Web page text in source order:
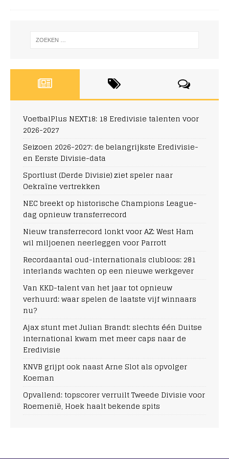
VoetbalPlus NEXT18: 18 Eredivisie talenten voor
2026-2027
Seizoen 2026-2027: de belangrijkste Eredivisie-
en Eerste Divisie-data
Sportlust (Derde Divisie) ziet speler naar
Oekraïne vertrekken
NEC breekt op historische Champions League-
dag opnieuw transferrecord
Nieuw transferrecord lonkt voor AZ: West Ham
wil miljoenen neerleggen voor Parrott
Recordaantal oud-internationals clubloos: 281
interlands wachten op een nieuwe werkgever
Van KKD-talent van het jaar tot opnieuw
verhuurd: waar spelen de laatste vijf winnaars
nu?
Ajax stunt met Julian Brandt: slechts één Duitse
international kwam met meer caps naar de
Eredivisie
KNVB grijpt ook naast Arne Slot als opvolger
Koeman
Opvallend: topscorer verruilt Tweede Divisie voor
Roemenië, Hoek haalt bekende spits